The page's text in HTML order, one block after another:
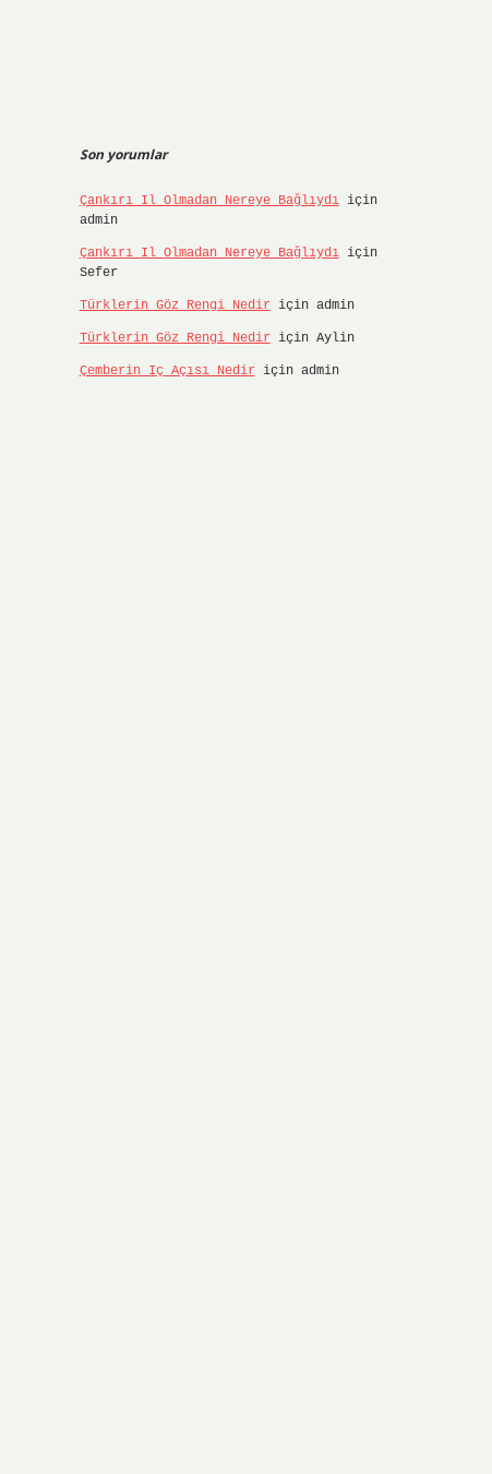
Son yorumlar
Çankırı Il Olmadan Nereye Bağlıydıiçin
admin
Çankırı Il Olmadan Nereye Bağlıydıiçin
Sefer
Türklerin Göz Rengi Nedir için admin
Türklerin Göz Rengi Nedir için Aylin
Çemberin Iç Açısı Nedir için admin